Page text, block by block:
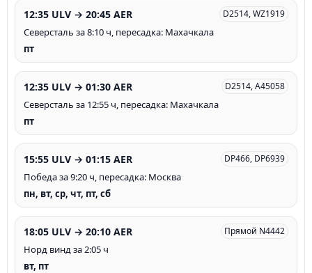
12:35 ULV → 20:45 AER D2514, WZ1919
Северсталь за 8:10 ч, пересадка: Махачкала
пт
12:35 ULV → 01:30 AER D2514, A45058
Северсталь за 12:55 ч, пересадка: Махачкала
пт
15:55 ULV → 01:15 AER DP466, DP6939
Победа за 9:20 ч, пересадка: Москва
пн, вт, ср, чт, пт, сб
18:05 ULV → 20:10 AER Прямой N4442
Норд винд за 2:05 ч
вт, пт